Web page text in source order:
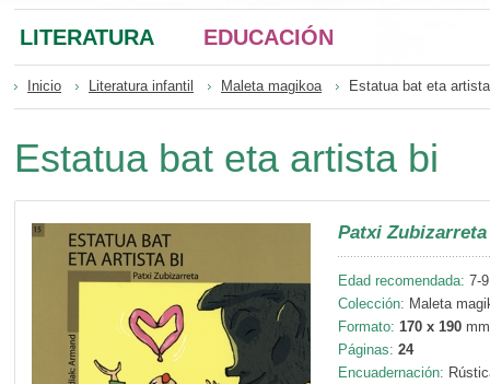
LITERATURA EDUCACIÓN
Inicio Literatura infantil Maleta magikoa Estatua bat eta
Estatua bat eta artista bi
Patxi Zubizarreta
Edad recomendada: 7-
Colección: Maleta
Formato: 170 x 190 mm
Páginas: 24
Encuadernación: